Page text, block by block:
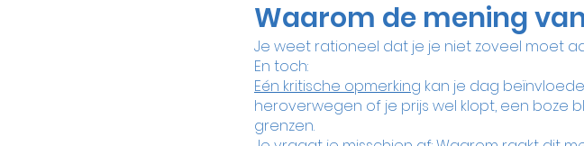
Waarom de mening
Je weet rationeel dat je je niet zoveel moet
En toch:
Eén kritische opmerking kan je dag
heroverwegen of je prijs wel klopt, een boze
grenzen.